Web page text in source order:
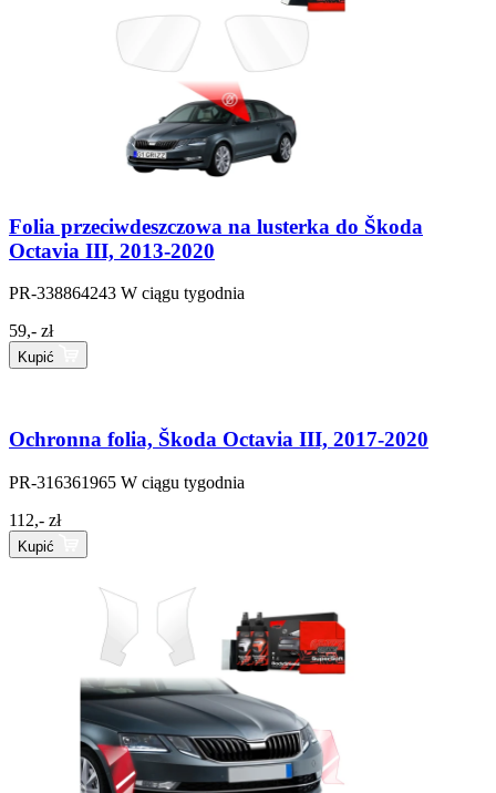
Folia przeciwdeszczowa na lusterka do Škoda
Octavia III, 2013-2020
PR-338864243 W ciągu tygodnia
59,- zł
Kupić
Ochronna folia, Škoda Octavia III, 2017-2020
PR-316361965 W ciągu tygodnia
112,- zł
Kupić